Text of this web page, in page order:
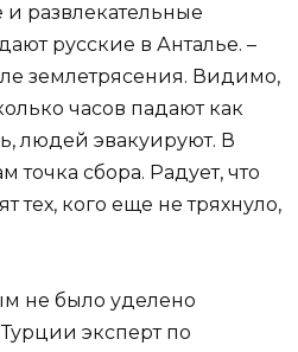
развлекательные
русские в Анталье. –
землетрясения. Видимо,
часов падают как
людей эвакуируют. В
сбора. Радует, что
тех, кого еще не тряхнуло,
не было уделено
эксперт по